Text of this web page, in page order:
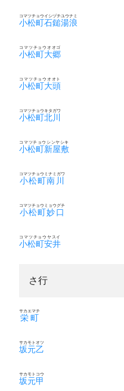
小松町石鎚湯浪
コマツチョウイシヅチユウナミ
小松町大郷
コマツチョウオオゴ
小松町大頭
コマツチョウオオト
小松町北川
コマツチョウキタガワ
小松町新屋敷
コマツチョウシンヤシキ
小松町南川
コマツチョウミナミガワ
小松町妙口
コマツチョウミョウグチ
小松町安井
コマツチョウヤスイ
さ行
栄町
サカエマチ
坂元乙
サカモトオツ
坂元甲
サカモトコウ